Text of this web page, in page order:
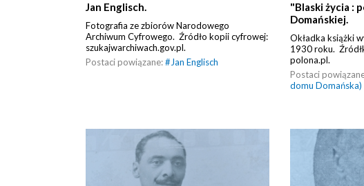
Jan Englisch.
Fotografia ze zbiorów Narodowego
Archiwum Cyfrowego. Źródło kopii cyfrowej:
szukajwarchiwach.gov.pl.
Postaci powiązane:#Jan Englisch
"Blaski życia :
Domańskiej.
Okładka książki
1930 roku.
polona.pl.
Postaci
domu Domańska)